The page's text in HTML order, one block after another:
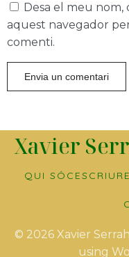
Desa el meu
aquest navegador
comenti.
Xavier
QUI SÓC ESCRIURE
© 2026 Xavier
using